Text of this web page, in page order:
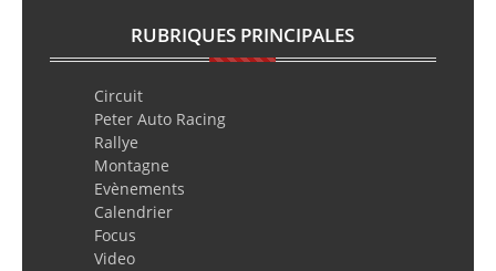
RUBRIQUES PRINCIPALES
Circuit
Peter Auto Racing
Rallye
Montagne
Evènements
Calendrier
Focus
Video